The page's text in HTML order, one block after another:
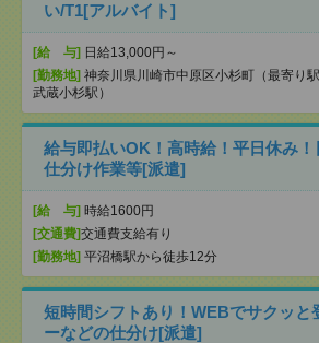
い/T1[アルバイト]
[給 与] 日給13,000円～
[勤務地] 神奈川県川崎市中原区小杉町（最寄り駅
武蔵小杉駅）
給与即払いOK！高時給！平日休み！
仕分け作業等[派遣]
[給 与] 時給1600円
[交通費]交通費支給有り
[勤務地] 平沼橋駅から徒歩12分
短時間シフトあり！WEBでサクッと
ーなどの仕分け[派遣]